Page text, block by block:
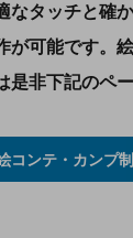
なタッチと確
が可能です。
是非下記のペ
コンテ・カンプ